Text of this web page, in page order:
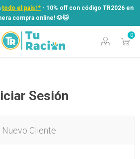
todo el país! * - 10% off con código TR2026 en
compra online! ​🐶​🐱
0
todo el país! *
- 10% off con código TR2026 en
compra online! ​🐶​🐱
Sesión
Nuevo Cliente